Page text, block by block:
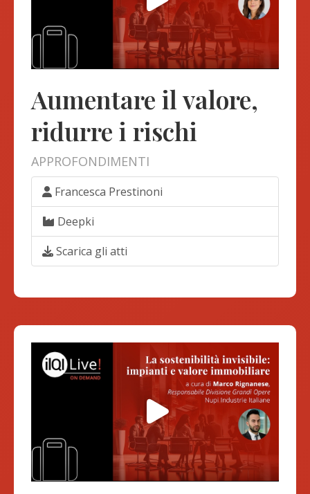
Aumentare il valore,
ridurre i rischi
APPROFONDIMENTI
Francesca Prestinoni
Deepki
Scarica gli atti